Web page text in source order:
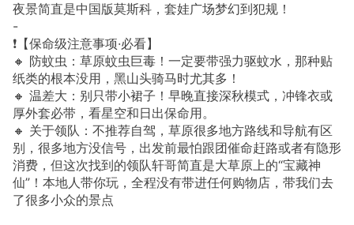
夜景简直是中国版莫斯科，套娃广场梦幻到犯规！
-
❗️【保命级注意事项·必看】
🔸 防蚊虫：草原蚊虫巨毒！一定要带强力驱蚊水，那种贴
纸类的根本没用，黑山头骑马时尤其多！
🔸 温差大：别只带小裙子！早晚直接深秋模式，冲锋衣或
厚外套必带，看星空和日出保命用。
🔸 关于领队：不推荐自驾，草原很多地方路线和导航有区
别，很多地方没信号，出发前最怕跟团催命赶路或者有隐形
消费，但这次找到的领队轩哥简直是大草原上的“宝藏神
仙”！本地人带你玩，全程没有带进任何购物店，带我们去
了很多小众的景点